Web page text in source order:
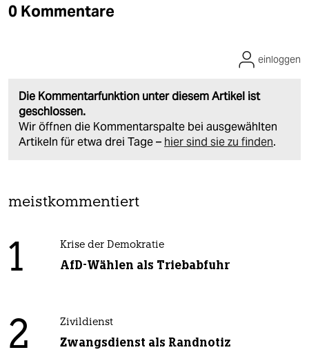
0 Kommentare
Die Kommentarfunktion unter diesem Artikel ist
geschlossen.
Wir öffnen die Kommentarspalte bei ausgewählten
Artikeln für etwa drei Tage – hier sind sie zu finden.
einloggen
meistkommentiert
1 Krise der Demokratie
AfD-Wählen als Triebabfuhr
2 Zivildienst
Zwangsdienst als Randnotiz